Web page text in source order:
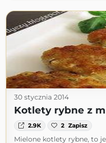
30 stycznia 2014
Kotlety rybne z
2.9K 2 Zapisz
Mielone kotlety rybne, to